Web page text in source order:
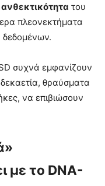
ανθεκτικότητα του
πλεονεκτήματα
συχνά εμφανίζουν
θραύσματα
να επιβιώσουν
με το DNA-